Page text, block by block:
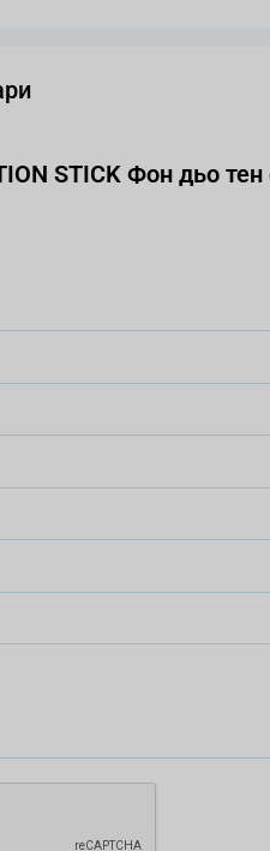
STICK Фон дьо